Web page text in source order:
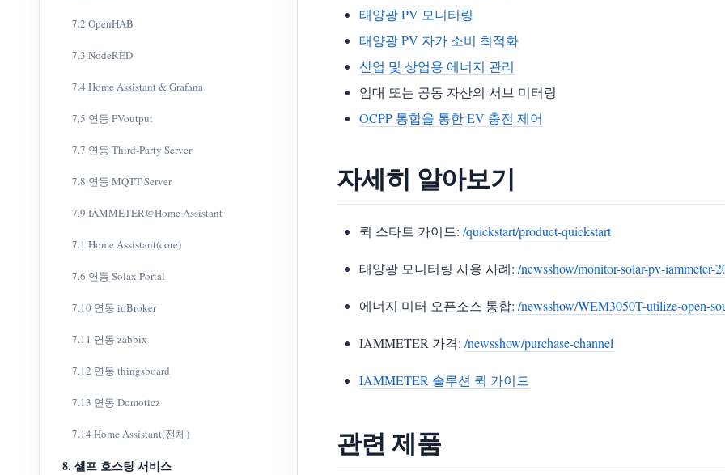
7.2 OpenHAB
7.3 NodeRED
7.4 Home Assistant & Grafana
7.5 연동 PVoutput
7.7 연동 Third-Party Server
7.8 연동 MQTT Server
7.9 IAMMETER@Home Assistant
7.1 Home Assistant(core)
7.6 연동 Solax Portal
7.10 연동 ioBroker
7.11 연동 zabbix
7.12 연동 thingsboard
7.13 연동 Domoticz
7.14 Home Assistant(전체)
8. 셀프 호스팅 서비스
태양광 PV 모니터링
태양광 PV 자가 소비 최적화
산업 및 상업용 에너지 관리
임대 또는 공동 자산의 서브 미터링
OCPP 통합을 통한 EV 충전 제어
자세히 알아보기
퀵 스타트 가이드: /quickstart/product-quickstart
태양광 모니터링 사용 사례: /newsshow/monitor-solar-pv-iammeter-
에너지 미터 오픈소스 통합: /newsshow/WEM3050T-utilize-open-
IAMMETER 가격: /newsshow/purchase-channel
IAMMETER 솔루션 퀵 가이드
관련 제품